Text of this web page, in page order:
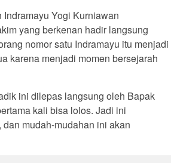
Yogi Kurniawan
yang berkenan hadir langsung
nomor satu Indramayu itu menjadi
karena menjadi momen bersejarah
ini dilepas langsung oleh Bapak
kali bisa lolos. Jadi ini
mudah-mudahan ini akan